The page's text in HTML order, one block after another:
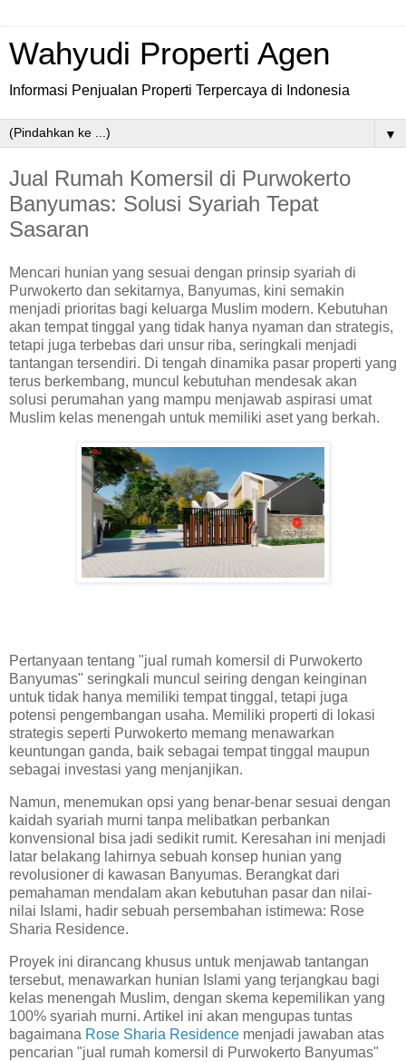
Wahyudi Properti Agen
Informasi Penjualan Properti Terpercaya di Indonesia
▼
Jual Rumah Komersil di Purwokerto
Banyumas: Solusi Syariah Tepat
Sasaran
Mencari hunian yang sesuai dengan prinsip syariah di
Purwokerto dan sekitarnya, Banyumas, kini semakin
menjadi prioritas bagi keluarga Muslim modern. Kebutuhan
akan tempat tinggal yang tidak hanya nyaman dan strategis,
tetapi juga terbebas dari unsur riba, seringkali menjadi
tantangan tersendiri. Di tengah dinamika pasar properti yang
terus berkembang, muncul kebutuhan mendesak akan
solusi perumahan yang mampu menjawab aspirasi umat
Muslim kelas menengah untuk memiliki aset yang berkah.
Pertanyaan tentang "jual rumah komersil di Purwokerto
Banyumas" seringkali muncul seiring dengan keinginan
untuk tidak hanya memiliki tempat tinggal, tetapi juga
potensi pengembangan usaha. Memiliki properti di lokasi
strategis seperti Purwokerto memang menawarkan
keuntungan ganda, baik sebagai tempat tinggal maupun
sebagai investasi yang menjanjikan.
Namun, menemukan opsi yang benar-benar sesuai dengan
kaidah syariah murni tanpa melibatkan perbankan
konvensional bisa jadi sedikit rumit. Keresahan ini menjadi
latar belakang lahirnya sebuah konsep hunian yang
revolusioner di kawasan Banyumas. Berangkat dari
pemahaman mendalam akan kebutuhan pasar dan nilai-
nilai Islami, hadir sebuah persembahan istimewa: Rose
Sharia Residence.
Proyek ini dirancang khusus untuk menjawab tantangan
tersebut, menawarkan hunian Islami yang terjangkau bagi
kelas menengah Muslim, dengan skema kepemilikan yang
100% syariah murni. Artikel ini akan mengupas tuntas
bagaimana Rose Sharia Residence menjadi jawaban atas
pencarian "jual rumah komersil di Purwokerto Banyumas"